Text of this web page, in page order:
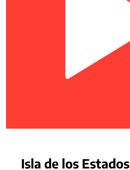
Isla de los Estados